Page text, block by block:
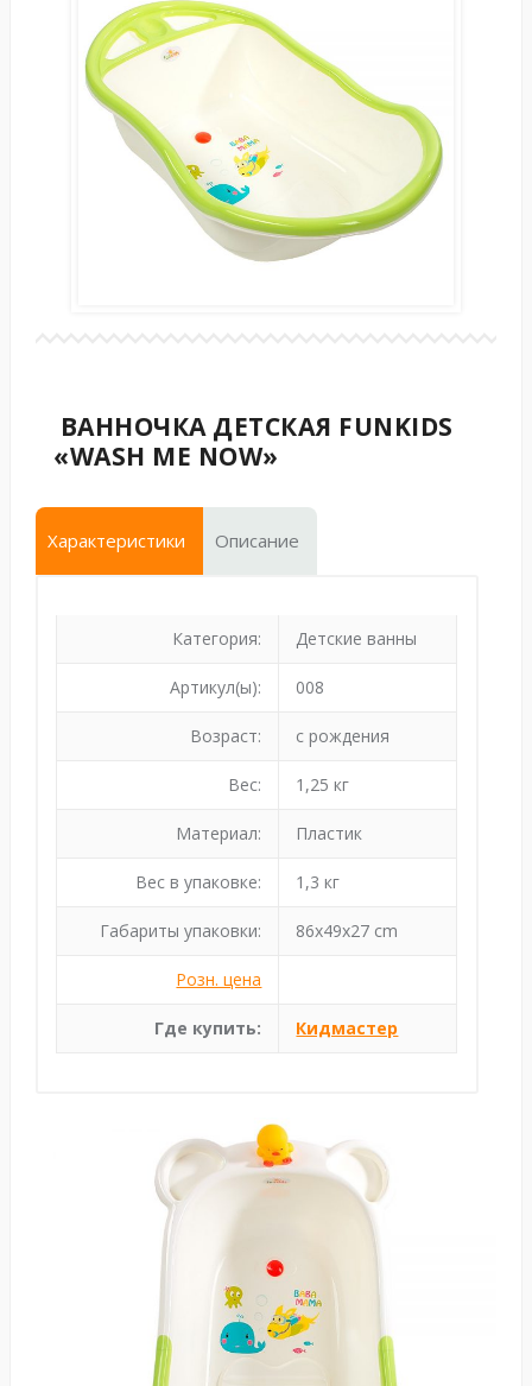
ВАННОЧКА ДЕТСКАЯ FUNKIDS
«WASH ME NOW»
Характеристики Описание
Категория: Детские ванны
Артикул(ы): 008
Возраст: с рождения
Вес: 1,25 кг
Материал: Пластик
Вес в упаковке: 1,3 кг
Габариты упаковки: 86x49x27 cm
Розн. цена
Где купить: Кидмастер